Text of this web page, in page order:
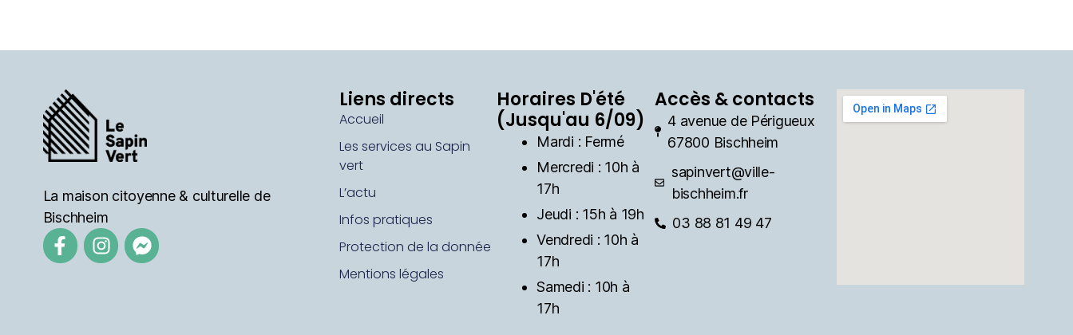
La maison citoyenne & culturelle de
Bischheim
Liens directs
Accueil
Les services au Sapin
vert
L’actu
Infos pratiques
Protection de la donnée
Mentions légales
Horaires D'été
(Jusqu'au 6/09)
Mardi : Fermé
Mercredi : 10h à
17h
Jeudi : 15h à 19h
Vendredi : 10h à
17h
Samedi : 10h à
17h
Accès & contacts
4 avenue de Périgueux
67800 Bischheim
sapinvert@ville-
bischheim.fr
03 88 81 49 47